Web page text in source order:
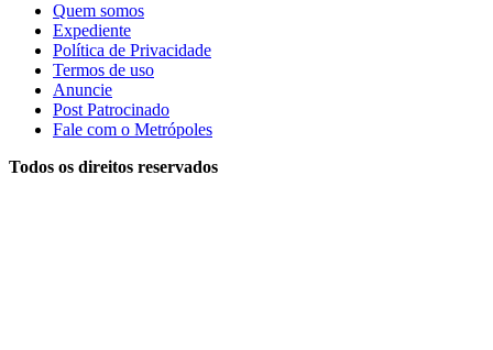
Quem somos
Expediente
Política de Privacidade
Termos de uso
Anuncie
Post Patrocinado
Fale com o Metrópoles
Todos os direitos reservados